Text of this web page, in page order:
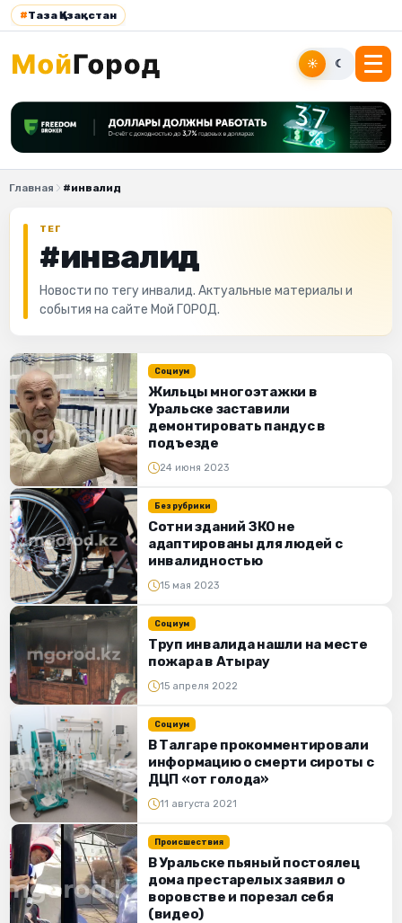
#Таза Қазақстан
☀ ☾
Главная #инвалид
ТЕГ
#инвалид
Новости по тегу инвалид. Актуальные материалы и
события на сайте Мой ГОРОД.
Социум
Жильцы многоэтажки в
Уральске заставили
демонтировать пандус в
подъезде
24 июня 2023
Без рубрики
Сотни зданий ЗКО не
адаптированы для людей с
инвалидностью
15 мая 2023
Социум
Труп инвалида нашли на месте
пожара в Атырау
15 апреля 2022
Социум
В Талгаре прокомментировали
информацию о смерти сироты с
ДЦП «от голода»
11 августа 2021
Происшествия
В Уральске пьяный постоялец
дома престарелых заявил о
воровстве и порезал себя
(видео)